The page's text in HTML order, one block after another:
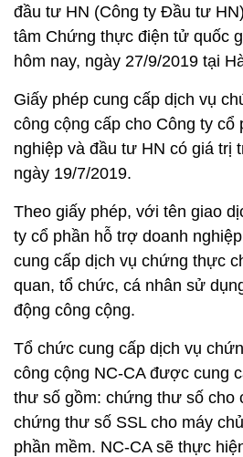
đầu tư HN (Công ty Đầu tư
tâm Chứng thực điện tử quốc
hôm nay, ngày 27/9/2019 tại
Giấy phép cung cấp dịch vụ
công cộng cấp cho Công ty cổ
nghiệp và đầu tư HN có giá trị
ngày 19/7/2019.
Theo giấy phép, với tên giao
ty cổ phần hỗ trợ doanh
cung cấp dịch vụ chứng thực
quan, tổ chức, cá nhân sử
động công cộng.
Tổ chức cung cấp dịch vụ
công cộng NC-CA được cung
thư số gồm: chứng thư số cho
chứng thư số SSL cho máy
phần mềm. NC-CA sẽ thực